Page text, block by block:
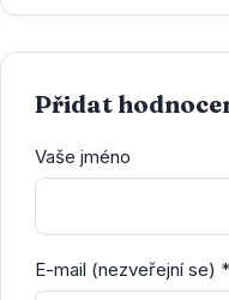
Přidat
Vaše jméno
E-mail (nezveřejní se) *